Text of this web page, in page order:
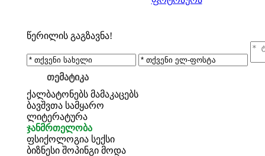
წერილის გაგზავნა!
თემატიკა
ქალბატონებს მამაკაცებს
ბავშვთა სამყარო
ლიტერატურა
ჯანმრთელობა
ფსიქოლოგია სექსი
ბიზნესი შოპინგი მოდა